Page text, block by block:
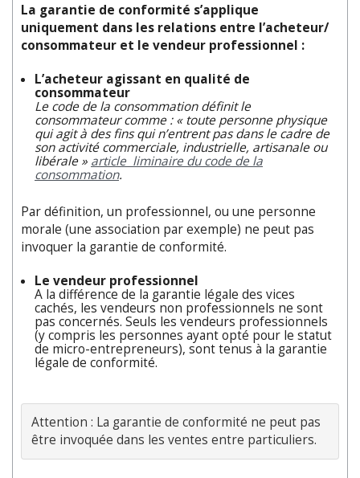
La garantie de conformité s’applique
uniquement dans les relations entre l’acheteur/
consommateur et le vendeur professionnel :
L’acheteur agissant en qualité de
consommateur
Le code de la consommation définit le
consommateur comme : « toute personne physique
qui agit à des fins qui n’entrent pas dans le cadre de
son activité commerciale, industrielle, artisanale ou
libérale » article liminaire du code de la
consommation.
Par définition, un professionnel, ou une personne
morale (une association par exemple) ne peut pas
invoquer la garantie de conformité.
Le vendeur professionnel
A la différence de la garantie légale des vices
cachés, les vendeurs non professionnels ne sont
pas concernés. Seuls les vendeurs professionnels
(y compris les personnes ayant opté pour le statut
de micro-entrepreneurs), sont tenus à la garantie
légale de conformité.
Attention : La garantie de conformité ne peut pas
être invoquée dans les ventes entre particuliers.